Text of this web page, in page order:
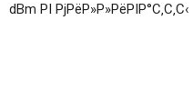
dBm РІ РјРёР»Р»РёРІР°С‚С‚С‹